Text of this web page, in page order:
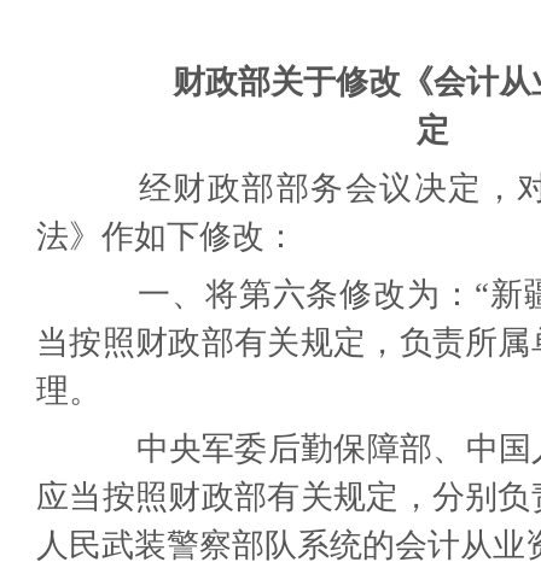
财政部关于修改《会计
定
经财政部部务会议决定，
法》作如下修改：
一、将第六条修改为：“新
当按照财政部有关规定，负责所
理。
中央军委后勤保障部、中国
应当按照财政部有关规定，分别
人民武装警察部队系统的会计从业